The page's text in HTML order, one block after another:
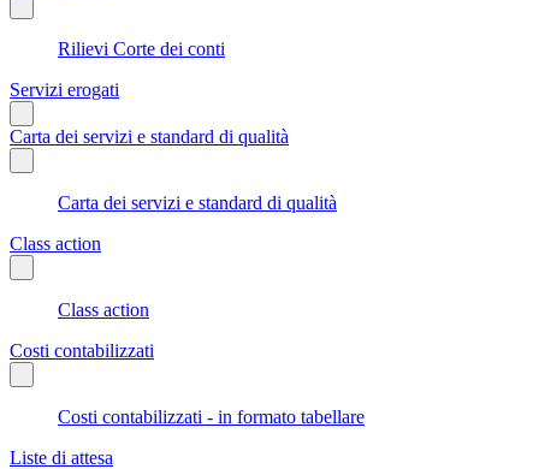
Rilievi Corte dei conti
Servizi erogati
Carta dei servizi e standard di qualità
Carta dei servizi e standard di qualità
Class action
Class action
Costi contabilizzati
Costi contabilizzati - in formato tabellare
Liste di attesa